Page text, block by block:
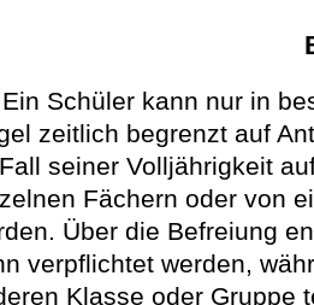
Schüler kann nur in
zeitlich begrenzt auf
seiner Volljährigkeit
Fächern oder von
Über die Befreiung
verpflichtet werden,
Klasse oder Gruppe